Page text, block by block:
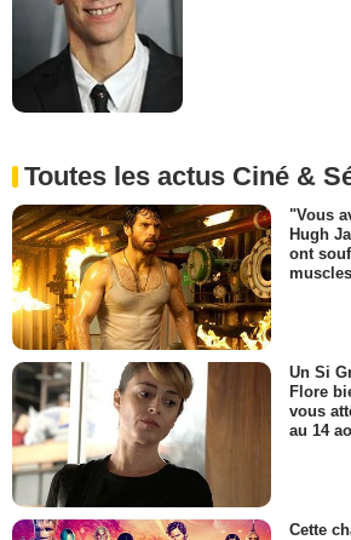
Toutes les actus Ciné &
"Vous
Hugh
ont
Un Si
Flore
vous
au 14
Cette